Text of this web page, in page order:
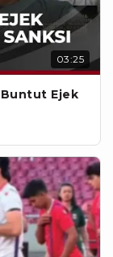
03:25
Buntut Ejek